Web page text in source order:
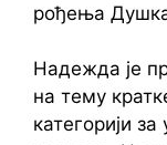
рођења
Надежда је
на тему
категорији